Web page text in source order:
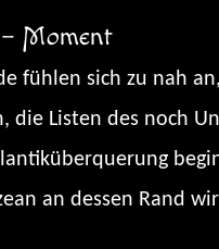
Moment
fühlen sich zu nah
die Listen des noch
an dessen Rand